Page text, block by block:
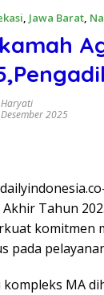
, Jawa Barat,
2025
Akhir Tahun
komitmen
pada
kompleks MA